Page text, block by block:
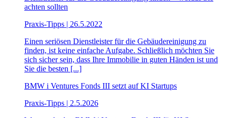
achten sollten
Praxis-Tipps | 26.5.2022
Einen seriösen Dienstleister für die Gebäudereinigung zu
finden, ist keine einfache Aufgabe. Schließlich möchten Sie
sich sicher sein, dass Ihre Immobilie in guten Händen ist und
Sie die besten [...]
BMW i Ventures Fonds III setzt auf KI Startups
Praxis-Tipps | 2.5.2026